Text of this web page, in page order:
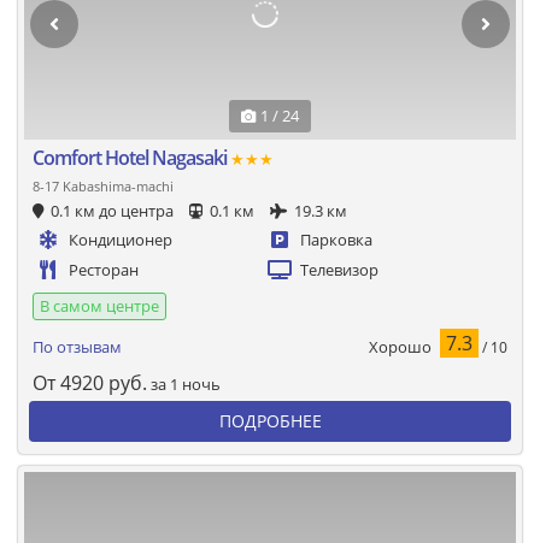
1 / 24
Comfort Hotel Nagasaki★★★
8-17 Kabashima-machi
0.1 км до центра 0.1 км
19.3 км
Кондиционер
Парковка
Ресторан
Телевизор
В самом центре
По отзывам
Хорошо 7.3 / 10
От4920 руб. за 1 ночь
ПОДРОБНЕЕ